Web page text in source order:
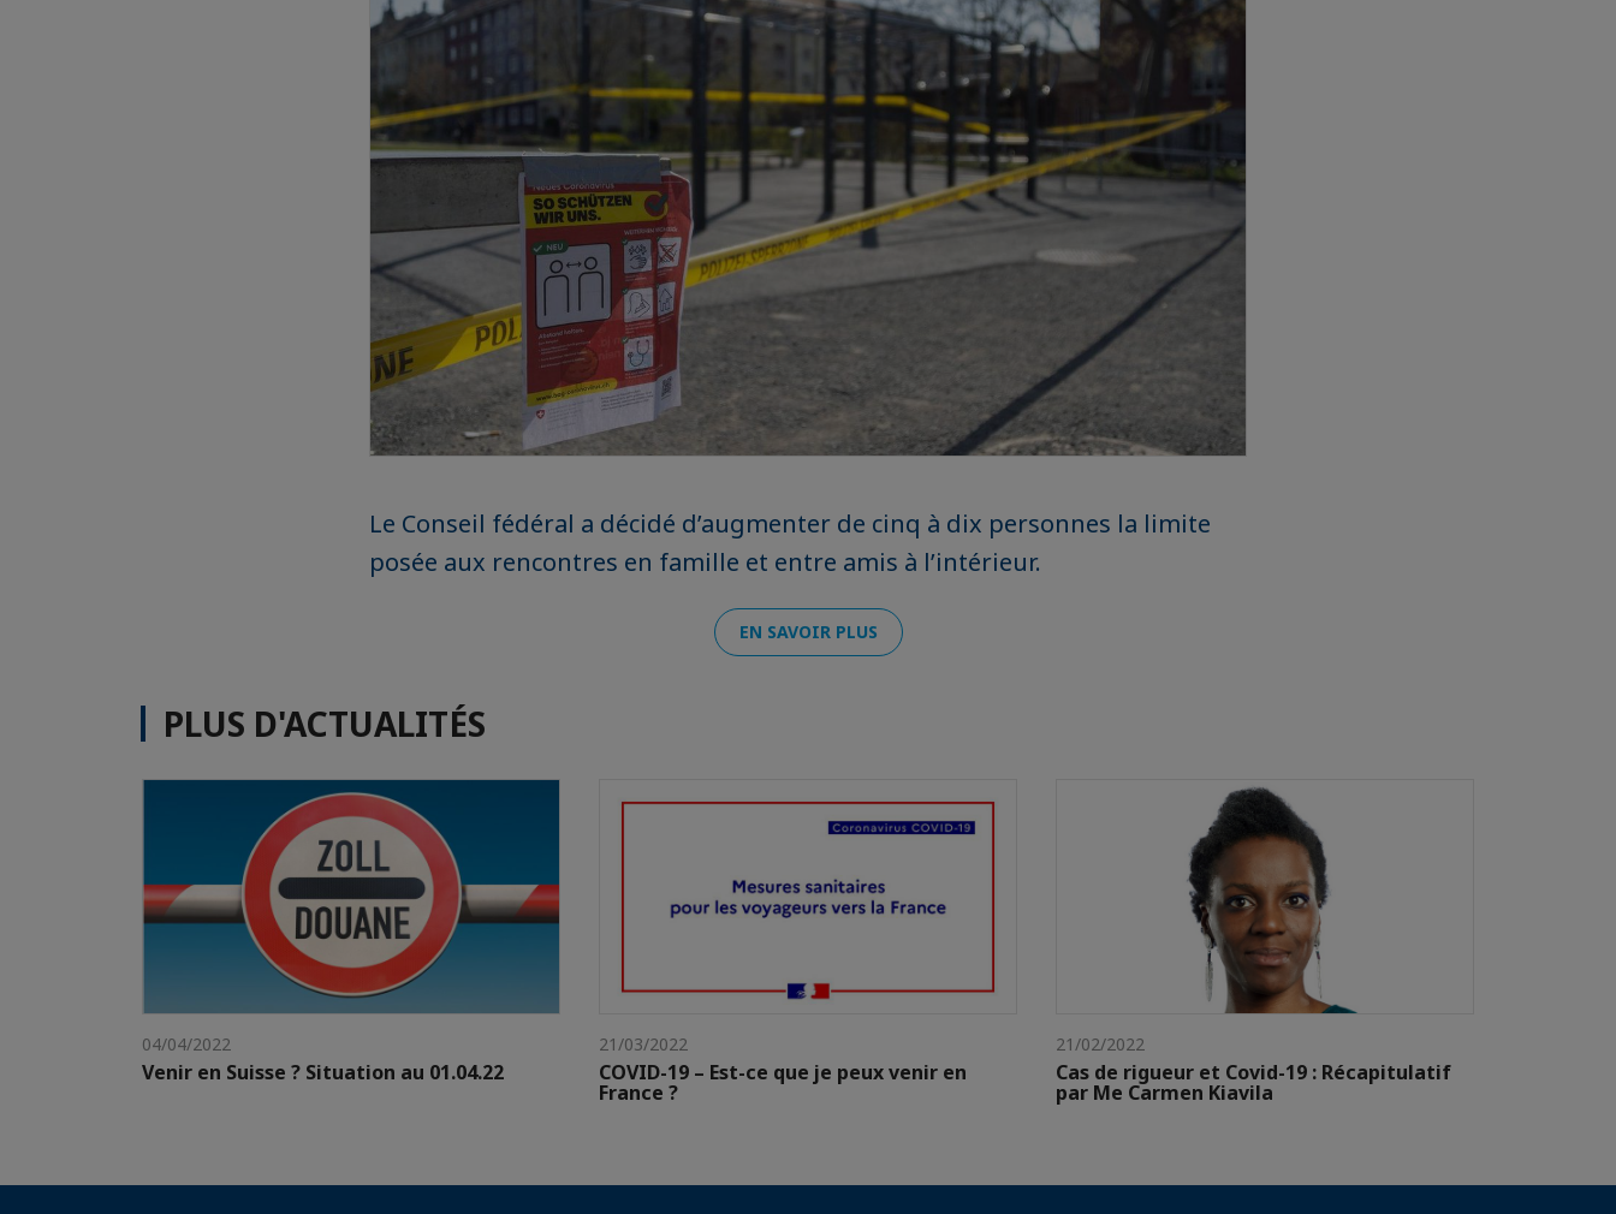
Le Conseil fédéral a décidé d’augmenter de cinq à dix personnes la limite
posée aux rencontres en famille et entre amis à l’intérieur.
EN SAVOIR PLUS
PLUS D'ACTUALITÉS
04/04/2022
Venir en Suisse ? Situation au 01.04.22
21/03/2022
COVID-19 – Est-ce que je peux venir en
France ?
21/02/2022
Cas de rigueur et Covid-19 : Récapitulatif
par Me Carmen Kiavila